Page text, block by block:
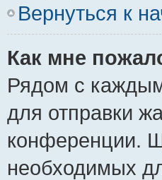
Вернуться к
Как мне
Рядом с
для отправки
конференции.
необходимых